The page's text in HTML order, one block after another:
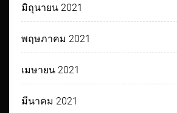
มิถุนายน 2021
พฤษภาคม 2021
เมษายน 2021
มีนาคม 2021